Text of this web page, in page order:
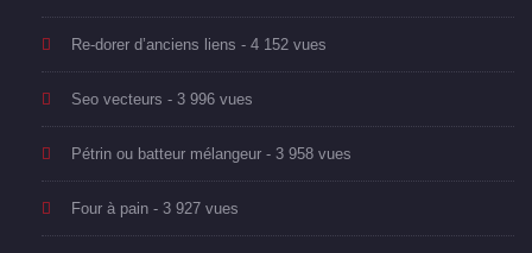
Re-dorer d’anciens liens - 4 152 vues
Seo vecteurs - 3 996 vues
Pétrin ou batteur mélangeur - 3 958 vues
Four à pain - 3 927 vues